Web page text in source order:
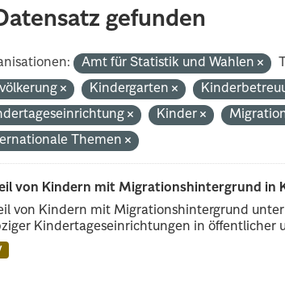
gefunden
Amt für Statistik und Wahlen
Kindergarten
Kinder
Themen
von Kindern mit Migrationshintergrund in
von Kindern mit Migrationshintergrund
Kindertageseinrichtungen in öffentlicher